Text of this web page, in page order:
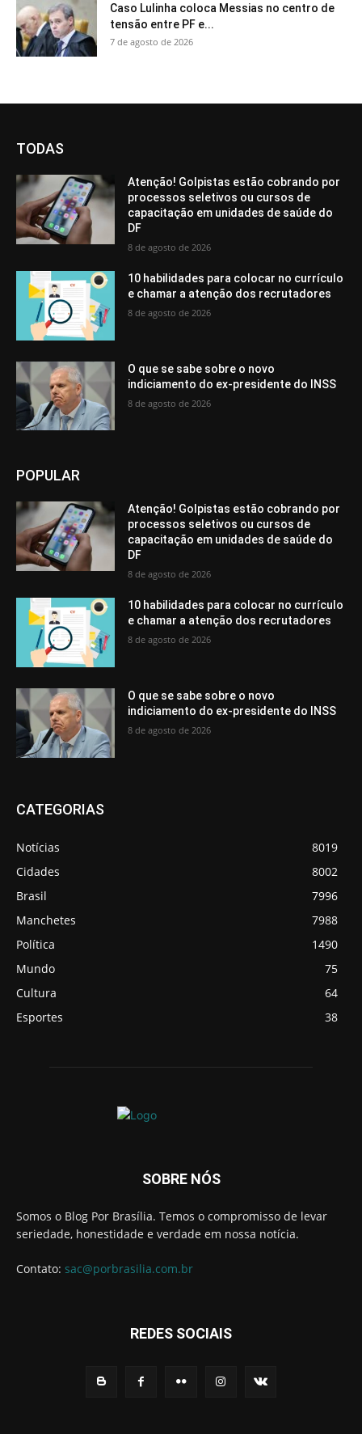
Caso Lulinha coloca Messias no centro de
tensão entre PF e...
7 de agosto de 2026
TODAS
Atenção! Golpistas estão cobrando por
processos seletivos ou cursos de
capacitação em unidades de saúde do
DF
8 de agosto de 2026
10 habilidades para colocar no currículo
e chamar a atenção dos recrutadores
8 de agosto de 2026
O que se sabe sobre o novo
indiciamento do ex-presidente do INSS
8 de agosto de 2026
POPULAR
Atenção! Golpistas estão cobrando por
processos seletivos ou cursos de
capacitação em unidades de saúde do
DF
8 de agosto de 2026
10 habilidades para colocar no currículo
e chamar a atenção dos recrutadores
8 de agosto de 2026
O que se sabe sobre o novo
indiciamento do ex-presidente do INSS
8 de agosto de 2026
CATEGORIAS
Notícias
8019
Cidades
8002
Brasil
7996
Manchetes
7988
Política
1490
Mundo
75
Cultura
64
Esportes
38
SOBRE NÓS
Somos o Blog Por Brasília. Temos o compromisso de levar
seriedade, honestidade e verdade em nossa notícia.
Contato: sac@porbrasilia.com.br
REDES SOCIAIS